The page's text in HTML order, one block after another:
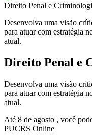
Direito Penal e
Desenvolva uma visão
para atuar com estratégia
atual.
Direito Penal e
Desenvolva uma visão
para atuar com estratégia
atual.
Até 8 de agosto , você
PUCRS Online